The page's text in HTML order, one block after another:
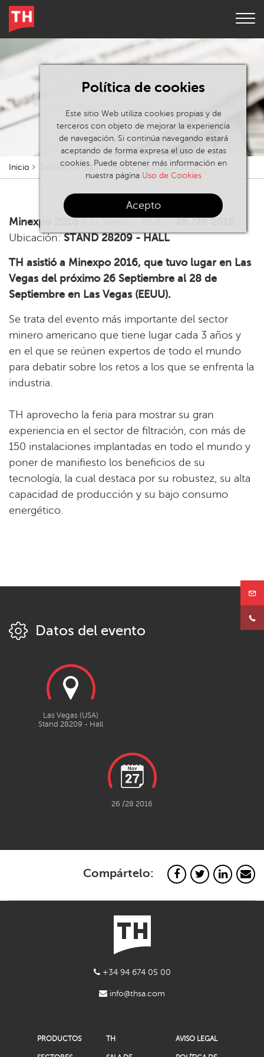
Política de cookies
Este sitio Web utiliza cookies propias y de
terceros con objeto de mejorar la experiencia
de navegación. Si continúa navegando estará
aceptando de forma expresa el uso de estas
cookies. Puede obtener más información en
nuestra página Uso de Cookies
Acepto
Inicio Sala de prensa Eventos Minexpo 2016
Minexpo 2016
Ubicación:STAND 28209 - HALL
TH asistió a Minexpo 2016, que tuvo lugar en Las
Vegas del próximo 26 Septiembre al 28 de
Septiembre en Las Vegas (EEUU).
Se trata del evento más importante del sector
minero americano que tiene lugar cada 3 años y
en el que se reúnen expertos de todo el mundo
para debatir sobre los retos a los que se enfrenta la
industria.
TH aprovecho la feria para mostrar su gran
experiencia en el sector de filtración, con más de
150 instalaciones implantadas en todo el mundo y
poner de manifiesto los beneficios de su
tecnología, la cual destaca por su robustez, su alta
capacidad de producción y su bajo consumo
energético.
Datos del evento
Las Vegas (USA)
Stand 28209 - Hall
26 /28 2016
Compártelo:
+34 94 674 05 00
info@thsa.com
PRODUCTOS TH AVISO LEGAL